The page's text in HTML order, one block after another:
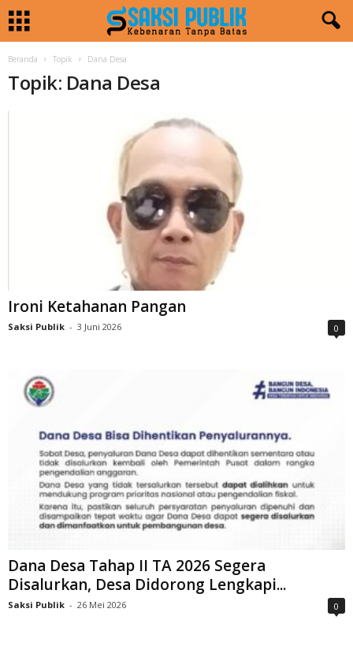
Beranda Topik Dana Desa
Topik: Dana Desa
Ironi Ketahanan Pangan
Saksi Publik - 3 Juni 2026 0
Dana Desa Tahap II TA 2026 Segera
Disalurkan, Desa Didorong Lengkapi...
Saksi Publik - 26 Mei 2026 0